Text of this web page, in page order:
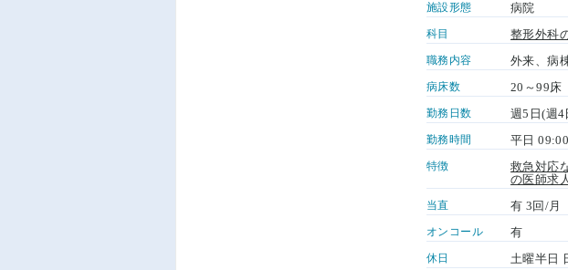
施設形態 病院
科目 整形外科
職務内容 外来、病
病床数 20～99床
勤務日数 週5日(週4
勤務時間 平日
特徴 救急対応
の医師求
当直 有 3回/月
オンコール 有
休日 土曜半日